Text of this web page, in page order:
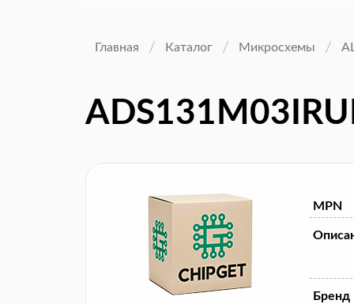
Главная Каталог Микросхемы
MPN
Бренд